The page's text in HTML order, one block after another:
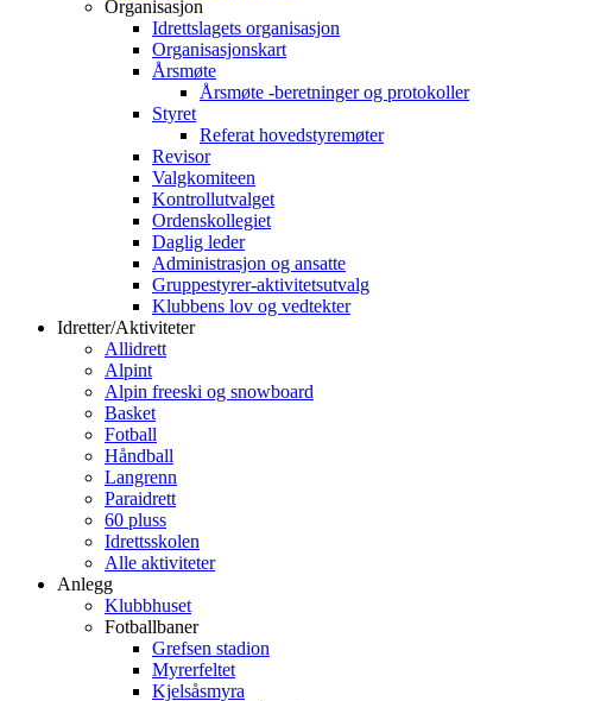
Organisasjon
Idrettslagets organisasjon
Organisasjonskart
Årsmøte
Årsmøte -beretninger og protokoller
Styret
Referat hovedstyremøter
Revisor
Valgkomiteen
Kontrollutvalget
Ordenskollegiet
Daglig leder
Administrasjon og ansatte
Gruppestyrer-aktivitetsutvalg
Klubbens lov og vedtekter
Idretter/Aktiviteter
Allidrett
Alpint
Alpin freeski og snowboard
Basket
Fotball
Håndball
Langrenn
Paraidrett
60 pluss
Idrettsskolen
Alle aktiviteter
Anlegg
Klubbhuset
Fotballbaner
Grefsen stadion
Myrerfeltet
Kjelsåsmyra